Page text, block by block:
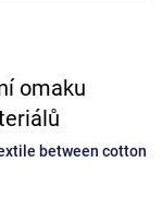
omaku
between cotton